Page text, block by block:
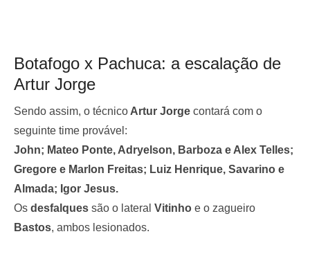
Botafogo x Pachuca: a escalação de
Artur Jorge
Sendo assim, o técnico Artur Jorge contará com o
seguinte time provável:
John; Mateo Ponte, Adryelson, Barboza e Alex Telles;
Gregore e Marlon Freitas; Luiz Henrique, Savarino e
Almada; Igor Jesus.
Os desfalques são o lateral Vitinho e o zagueiro
Bastos, ambos lesionados.